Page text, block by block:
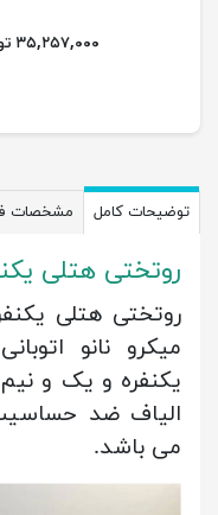
۳۵,۲۵۷,۰۰۰ تومان
توضیحات کامل مشخصات
روتختی هتلی
روتختی هتلی
میکرو نانو
یکنفره و یک و
الیاف ضد
می باشد.